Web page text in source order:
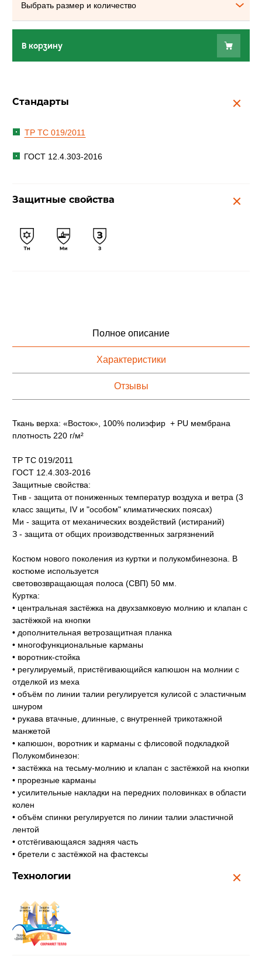
Выбрать размер и количество
В корзину
Стандарты
ТР ТС 019/2011
ГОСТ 12.4.303-2016
Защитные свойства
Полное описание
Характеристики
Отзывы
Ткань верха: «Восток», 100% полиэфир + PU мембрана
плотность 220 г/м²
ТР ТС 019/2011
ГОСТ 12.4.303-2016
Защитные свойства:
Тнв - защита от пониженных температур воздуха и ветра (3
класс защиты, IV и "особом" климатических поясах)
Ми - защита от механических воздействий (истираний)
З - защита от общих производственных загрязнений
Костюм нового поколения из куртки и полукомбинезона. В
костюме используется
световозвращающая полоса (СВП) 50 мм.
Куртка:
• центральная застёжка на двухзамковую молнию и клапан с
застёжкой на кнопки
• дополнительная ветрозащитная планка
• многофункциональные карманы
• воротник-стойка
• регулируемый, пристёгивающийся капюшон на молнии с
отделкой из меха
• объём по линии талии регулируется кулисой с эластичным
шнуром
• рукава втачные, длинные, с внутренней трикотажной
манжетой
• капюшон, воротник и карманы с флисовой подкладкой
Полукомбинезон:
• застёжка на тесьму-молнию и клапан с застёжкой на кнопки
• прорезные карманы
• усилительные накладки на передних половинках в области
колен
• объём спинки регулируется по линии талии эластичной
лентой
• отстёгивающаяся задняя часть
• бретели с застёжкой на фастексы
Технологии